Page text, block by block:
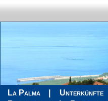
La Palma Unterkünfte